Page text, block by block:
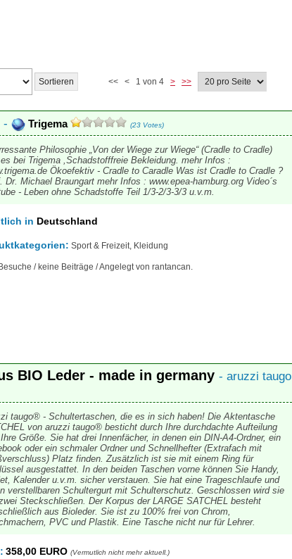
<< < 1 von 4 > >>
- Trigema (23 Votes)
Philosophie „Von der Wiege zur Wiege“ (Cradle to Cradle)
bei Trigema ,Schadstofffreie Bekleidung. mehr Infos :
Ökoefektiv - Cradle to Caradle Was ist Cradle to Cradle ?
Dr. Michael Braungart mehr Infos : www.epea-hamburg.org Video´s
- Leben ohne Schadstoffe Teil 1/3-2/3-3/3 u.v.m.
in Deutschland
Sport & Freizeit, Kleidung
/ keine Beiträge / Angelegt von rantancan.
BIO Leder - made in germany - aruzzi taugo
taugo® - Schultertaschen, die es in sich haben! Die Aktentasche
von aruzzi taugo® besticht durch Ihre durchdachte Aufteilung
Größe. Sie hat drei Innenfächer, in denen ein DIN-A4-Ordner, ein
oder ein schmaler Ordner und Schnellhefter (Extrafach mit
Platz finden. Zusätzlich ist sie mit einem Ring für
ausgestattet. In den beiden Taschen vorne können Sie Handy,
Kalender u.v.m. sicher verstauen. Sie hat eine Trageschlaufe und
verstellbaren Schultergurt mit Schulterschutz. Geschlossen wird sie
Steckschließen. Der Korpus der LARGE SATCHEL besteht
aus Bioleder. Sie ist zu 100% frei von Chrom,
PVC und Plastik. Eine Tasche nicht nur für Lehrer.
358,00 EURO (Vermutlich nicht mehr aktuell.)